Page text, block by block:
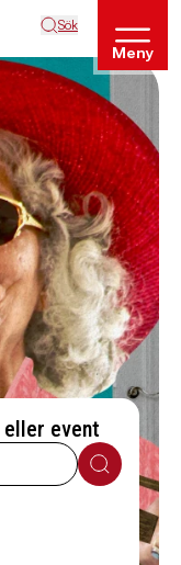
Sök
Meny
event
Sök